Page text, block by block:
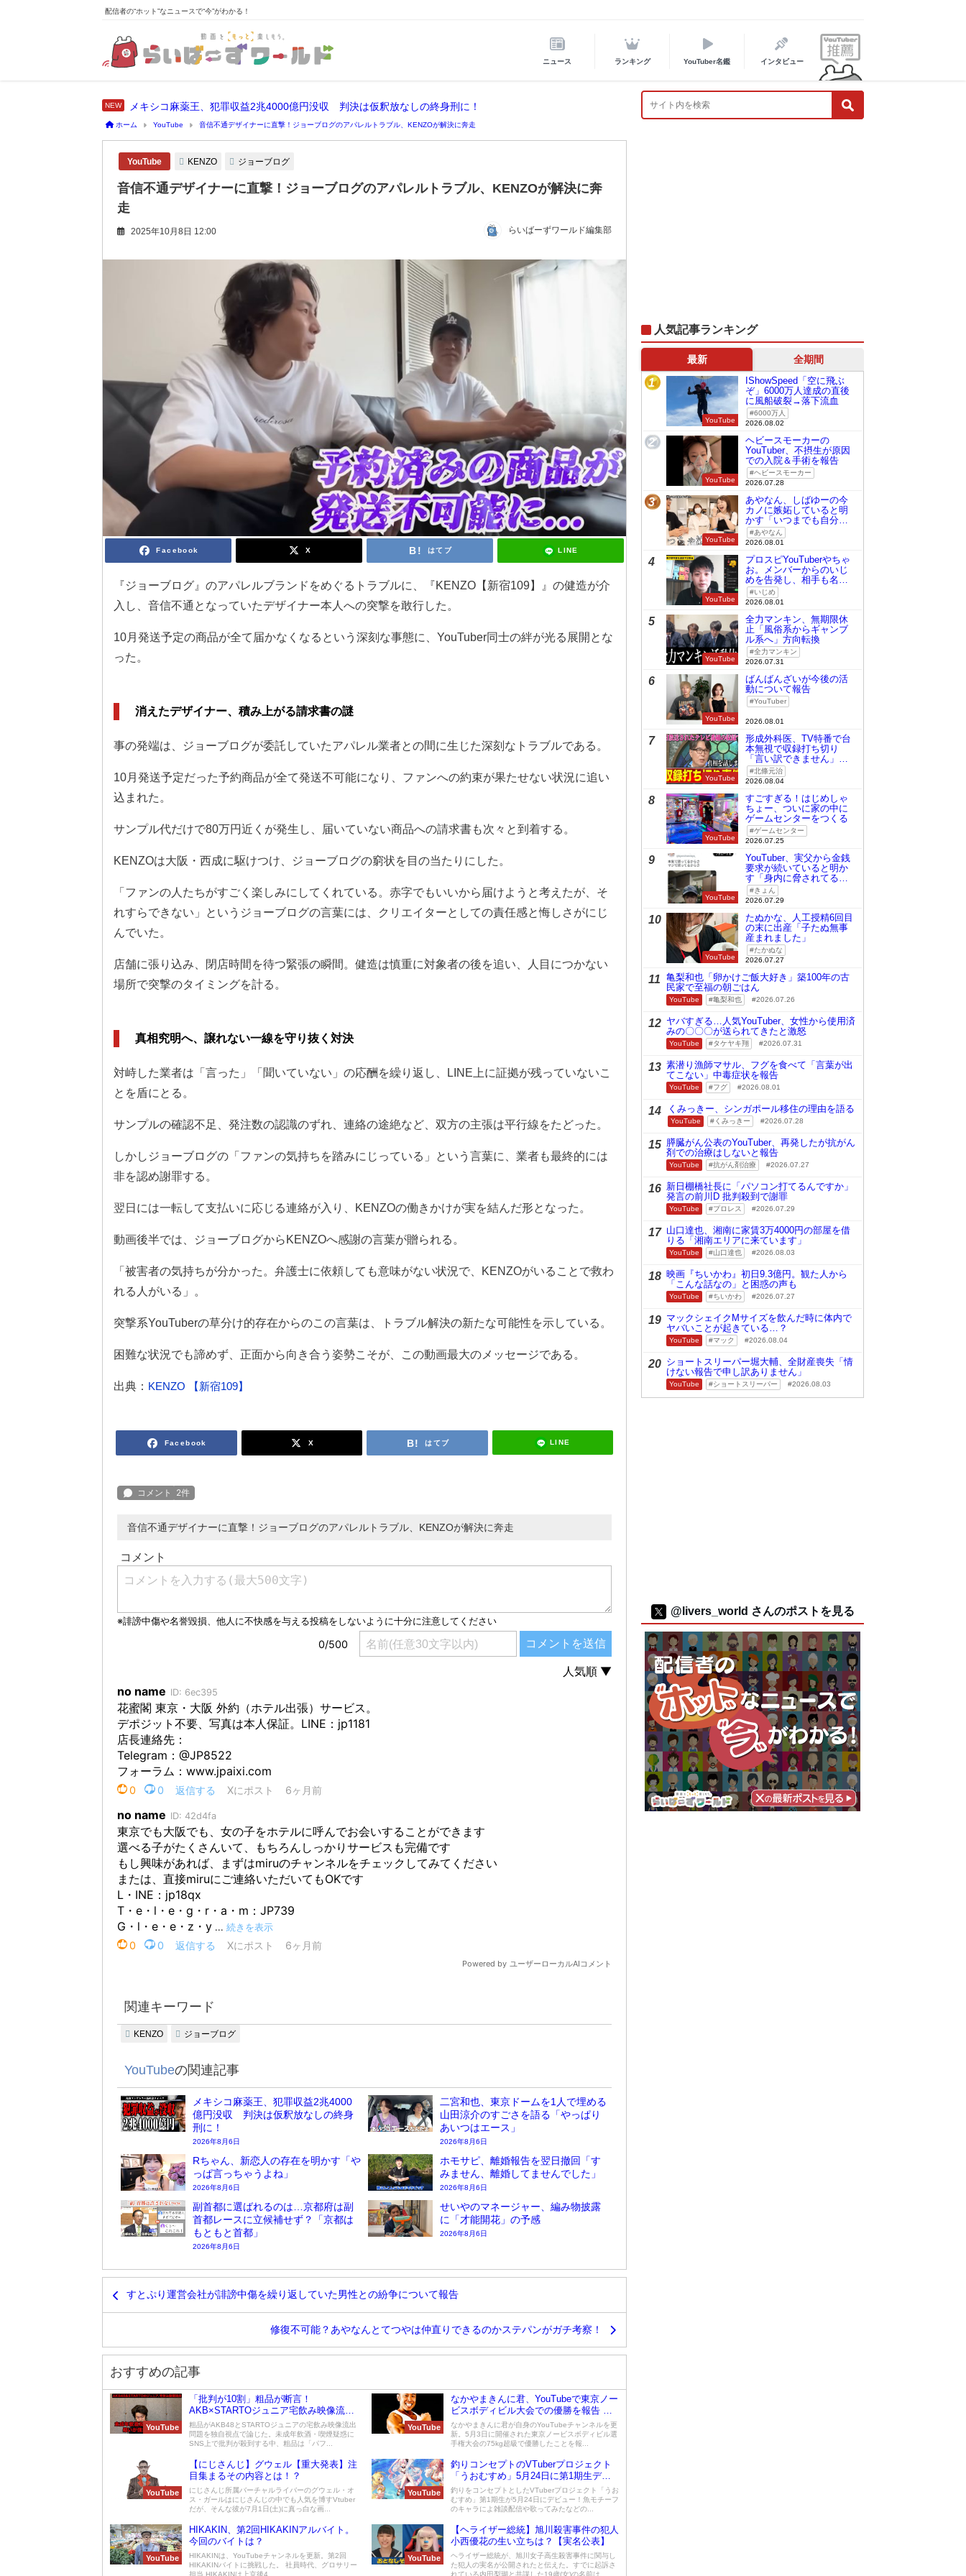
配信者の“ホット”なニュースで“今”がわかる！
ニュース ランキング YouTuber名鑑 インタビュー
メキシコ麻薬王、犯罪収益2兆4000億円没収 判決は仮釈放なしの終身刑に！
ホーム YouTube 音信不通デザイナーに直撃！ジョーブログのアパレルトラブル、KENZOが解決に奔走
YouTube KENZO ジョーブログ
音信不通デザイナーに直撃！ジョーブログのアパレルトラブル、KENZOが解決に奔
走
2025年10月8日 12:00 らいばーずワールド編集部
Facebook X はてブ LINE
『ジョーブログ』のアパレルブランドをめぐるトラブルに、『KENZO【新宿109】』の健造が介
入し、音信不通となっていたデザイナー本人への突撃を敢行した。
10月発送予定の商品が全て届かなくなるという深刻な事態に、YouTuber同士の絆が光る展開とな
った。
消えたデザイナー、積み上がる請求書の謎
事の発端は、ジョーブログが委託していたアパレル業者との間に生じた深刻なトラブルである。
10月発送予定だった予約商品が全て発送不可能になり、ファンへの約束が果たせない状況に追い
込まれた。
サンプル代だけで80万円近くが発生し、届いていない商品への請求書も次々と到着する。
KENZOは大阪・西成に駆けつけ、ジョーブログの窮状を目の当たりにした。
「ファンの人たちがすごく楽しみにしてくれている。赤字でもいいから届けようと考えたが、そ
れすらできない」というジョーブログの言葉には、クリエイターとしての責任感と悔しさがにじ
んでいた。
店舗に張り込み、閉店時間を待つ緊張の瞬間。健造は慎重に対象者の後を追い、人目につかない
場所で突撃のタイミングを計る。
真相究明へ、譲れない一線を守り抜く対決
対峙した業者は「言った」「聞いていない」の応酬を繰り返し、LINE上に証拠が残っていないこ
とを盾にとる。
サンプルの確認不足、発注数の認識のずれ、連絡の途絶など、双方の主張は平行線をたどった。
しかしジョーブログの「ファンの気持ちを踏みにじっている」という言葉に、業者も最終的には
非を認め謝罪する。
翌日には一転して支払いに応じる連絡が入り、KENZOの働きかけが実を結んだ形となった。
動画後半では、ジョーブログからKENZOへ感謝の言葉が贈られる。
「被害者の気持ちが分かった。弁護士に依頼しても意味がない状況で、KENZOがいることで救わ
れる人がいる」。
突撃系YouTuberの草分け的存在からのこの言葉は、トラブル解決の新たな可能性を示している。
困難な状況でも諦めず、正面から向き合う姿勢こそが、この動画最大のメッセージである。
出典： KENZO 【新宿109】
Facebook X はてブ LINE
音信不通デザイナーに直撃！ジョーブログのアパレルトラブル、KENZOが解決に奔走
関連キーワード
KENZO ジョーブログ
YouTubeの関連記事
メキシコ麻薬王、犯罪収益2兆4000
億円没収 判決は仮釈放なしの終身
刑に！
2026年8月6日
二宮和也、東京ドームを1人で埋める
山田涼介のすごさを語る「やっぱり
あいつはエース」
2026年8月6日
Rちゃん、新恋人の存在を明かす「や
っぱ言っちゃうよね」
2026年8月6日
ホモサピ、離婚報告を翌日撤回「す
みません、離婚してませんでした」
2026年8月6日
副首都に選ばれるのは…京都府は副
首都レースに立候補せず？「京都は
もともと首都」
2026年8月6日
せいやのマネージャー、編み物披露
に「才能開花」の予感
2026年8月6日
すとぷり運営会社が誹謗中傷を繰り返していた男性との紛争について報告
修復不可能？あやなんとてつやは仲直りできるのかステパンがガチ考察！
おすすめの記事
YouTube
「批判が10割」粗品が断言！
AKB×STARTOジュニア宅飲み映像流出
の衝撃
粗品がAKB48とSTARTOジュニアの宅飲み映像流出
問題を独自視点で論じた。未成年飲酒・喫煙疑惑に
SNS上で批判が殺到する中、粗品は「パフ...
YouTube
なかやまきんに君、YouTubeで東京ノー
ビスボディビル大会での優勝を報告 ６
年越しの夢叶う
なかやまきんに君が自身のYouTubeチャンネルを更
新。5月3日に開催された東京ノービスボディビル選
手権大会の75kg超級で優勝したことを報...
YouTube
【にじさんじ】グウェル【重大発表】注
目集まるその内容とは！？
にじさんじ所属バーチャルライバーのグウェル・オ
ス・ガールはにじさんじの中でも人気を博すVtuber
だが、そんな彼が7月1日(土)に真っ白な画...
YouTube
釣りコンセプトのVTuberプロジェクト
「うおむすめ」5月24日に第1期生デビ
ューが決定！
釣りをコンセプトとしたVTuberプロジェクト「うお
むすめ」第1期生が5月24日にデビュー！魚モチーフ
のキャラによ雑談配信や歌ってみたなどの...
YouTube
HIKAKIN、第2回HIKAKINアルバイト。
今回のバイトは？
HIKAKINは、YouTubeチャンネルを更新。第2回
HIKAKINバイトに挑戦した。 社員時代、グロサリー
担当 HIKAKINは上京後4...
YouTube
【ヘライザー総統】旭川殺害事件の犯人
小西優花の生い立ちは？【実名公表】
ヘライザー総統が、旭川女子高生殺害事件に関与し
た犯人の実名が公開されたと伝えた。すでに起訴さ
れている内田梨瑚と共謀した19歳(女)の名前は、...
人気記事ランキング
最新 全期間
1
YouTube
IShowSpeed「空に飛ぶ
ぞ」6000万人達成の直後
に風船破裂→落下流血
6000万人
2026.08.02
2
YouTube
ヘビースモーカーの
YouTuber、不摂生が原因
での入院＆手術を報告
ヘビースモーカー
2026.07.28
3
YouTube
あやなん、しばゆーの今
カノに嫉妬していると明
かす「いつまでも自分の
ものみたいに…」
あやなん
2026.08.01
4
YouTube
プロスピYouTuberやちゃ
お。メンバーからのいじ
めを告発し、相手も名指
しで批判
いじめ
2026.08.01
5
YouTube
全力マンキン、無期限休
止「風俗系からギャンブ
ル系へ」方向転換
全力マンキン
2026.07.31
6
YouTube
ばんばんざいが今後の活
動について報告
YouTuber
2026.08.01
7
YouTube
形成外科医、TV特番で台
本無視で収録打ち切り
「言い訳できません」と
謝罪北條元治
2026.08.04
8
YouTube
すごすぎる！はじめしゃ
ちょー、ついに家の中に
ゲームセンターをつくる
ゲームセンター
2026.07.25
9
YouTube
YouTuber、実父から金銭
要求が続いていると明か
す「身内に脅されてる
の」きょん
2026.07.29
10
YouTube
たぬかな、人工授精6回目
の末に出産「子たぬ無事
産まれました」
たかぬな
2026.07.27
11
亀梨和也「卵かけご飯大好き」築100年の古
民家で至福の朝ごはん
YouTube 亀梨和也 2026.07.26
12 ヤバすぎる…人気YouTuber、女性から使用済
みの〇〇〇が送られてきたと激怒
YouTube タケヤキ翔 2026.07.31
13 素潜り漁師マサル、フグを食べて「言葉が出
てこない」中毒症状を報告
YouTube フグ 2026.08.01
14 くみっきー、シンガポール移住の理由を語る
YouTube くみっきー 2026.07.28
15 膵臓がん公表のYouTuber、再発したが抗がん
剤での治療はしないと報告
YouTube 抗がん剤治療 2026.07.27
16 新日棚橋社長に「パソコン打てるんですか」
発言の前川D 批判殺到で謝罪
YouTube プロレス 2026.07.29
17 山口達也、湘南に家賃3万4000円の部屋を借
りる「湘南エリアに来ています」
YouTube 山口達也 2026.08.03
18 映画『ちいかわ』初日9.3億円。観た人から
「こんな話なの」と困惑の声も
YouTube ちいかわ 2026.07.27
19 マックシェイクMサイズを飲んだ時に体内で
ヤバいことが起きている…？
YouTube マック 2026.08.04
20 ショートスリーパー堀大輔、全財産喪失「情
けない報告で申し訳ありません」
YouTube ショートスリーパー 2026.08.03
@livers_world さんのポストを見る